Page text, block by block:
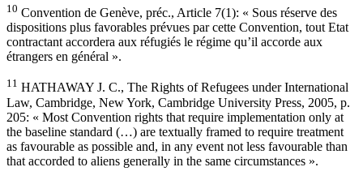
10 Convention de Genève, préc., Article 7(1): « Sous réserve des
dispositions plus favorables prévues par cette Convention, tout Etat
contractant accordera aux réfugiés le régime qu’il accorde aux
étrangers en général ».
11 HATHAWAY J. C., The Rights of Refugees under International
Law, Cambridge, New York, Cambridge University Press, 2005, p.
205: « Most Convention rights that require implementation only at
the baseline standard (…) are textually framed to require treatment
as favourable as possible and, in any event not less favourable than
that accorded to aliens generally in the same circumstances ».